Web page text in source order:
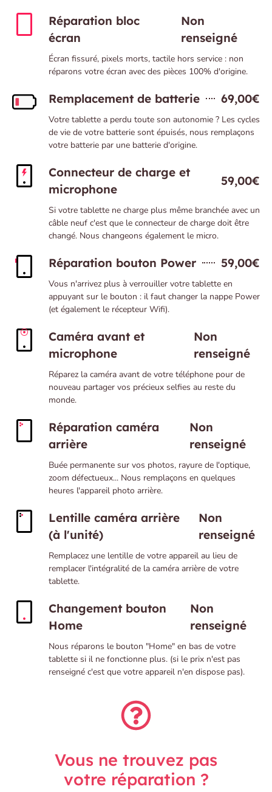
Réparation bloc
écran
Non
renseigné
Écran fissuré, pixels morts, tactile hors service : non
réparons votre écran avec des pièces 100% d'origine.
Remplacement de batterie 69,00€
Votre tablette a perdu toute son autonomie ? Les cycles
de vie de votre batterie sont épuisés, nous remplaçons
votre batterie par une batterie d'origine.
Connecteur de charge et
microphone
59,00€
Si votre tablette ne charge plus même branchée avec un
câble neuf c'est que le connecteur de charge doit être
changé. Nous changeons également le micro.
Réparation bouton Power 59,00€
Vous n'arrivez plus à verrouiller votre tablette en
appuyant sur le bouton : il faut changer la nappe Power
(et également le récepteur Wifi).
Caméra avant et
microphone
Non
renseigné
Réparez la caméra avant de votre téléphone pour de
nouveau partager vos précieux selfies au reste du
monde.
Réparation caméra
arrière
Non
renseigné
Buée permanente sur vos photos, rayure de l'optique,
zoom défectueux... Nous remplaçons en quelques
heures l'appareil photo arrière.
Lentille caméra arrière
(à l'unité)
Non
renseigné
Remplacez une lentille de votre appareil au lieu de
remplacer l'intégralité de la caméra arrière de votre
tablette.
Changement bouton
Home
Non
renseigné
Nous réparons le bouton "Home" en bas de votre
tablette si il ne fonctionne plus. (si le prix n'est pas
renseigné c'est que votre appareil n'en dispose pas).
Vous ne trouvez pas
votre réparation ?